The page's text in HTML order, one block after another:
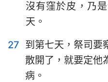
沒有窪於皮，乃
天。
27 到第七天，祭司要
散開了，就要定他
病。